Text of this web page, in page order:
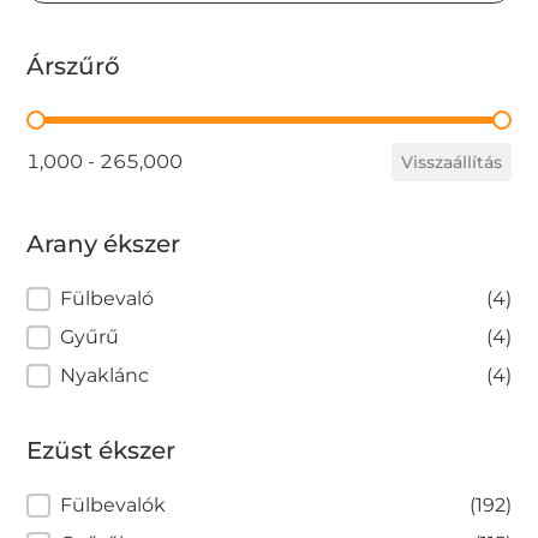
Árszűrő
Árszűrő
1,000 - 265,000 Visszaállítás
Arany ékszer
Arany ékszer
Fülbevaló
(4)
Gyűrű
(4)
Nyaklánc
(4)
Ezüst ékszer
Ezüst ékszer
Fülbevalók
(192)